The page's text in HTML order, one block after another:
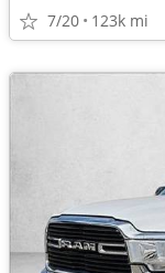
7/20 123k mi